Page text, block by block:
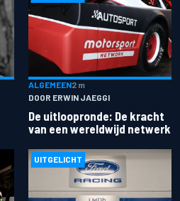
ALGEMEEN2 m
DOOR ERWIN JAEGGI
De uitloopronde: De kracht
van een wereldwijd netwerk
UITGELICHT